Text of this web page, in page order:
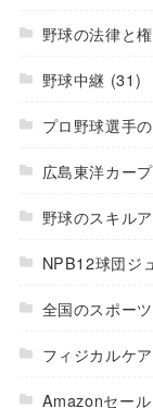
野球の法律と
野球中継 (31)
プロ野球選手
広島東洋カープ
野球のスキル
NPB12球団ジ
全国のスポー
フィジカルケア
Amazonセール